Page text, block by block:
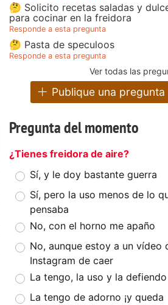
🤔 Solicito recetas saladas y
para cocinar en la freidora
Responde a esta pregunta
🤔 Pasta de speculoos
Responde a esta pregunta
Ver todas las
Publique una pregunta
Pregunta del momento
¿Tienes freidora de aire?
Sí, y le doy bastante guerra
Sí, pero la uso menos de lo
pensaba
No, con el horno me apaño
No, aunque estoy a un vídeo
Instagram de caer
La tengo, la uso y la defiendo
La tengo de adorno ¡y queda